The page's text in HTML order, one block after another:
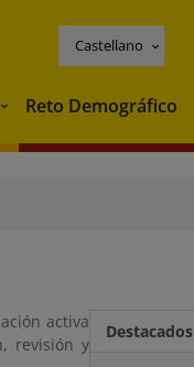
Castellano
Medio Ambiente
Reto Demográfico
activa
revisión y
Destacados